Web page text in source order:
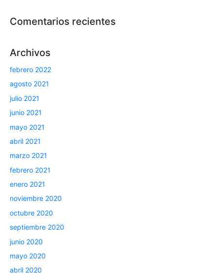
Comentarios recientes
Archivos
febrero 2022
agosto 2021
julio 2021
junio 2021
mayo 2021
abril 2021
marzo 2021
febrero 2021
enero 2021
noviembre 2020
octubre 2020
septiembre 2020
junio 2020
mayo 2020
abril 2020